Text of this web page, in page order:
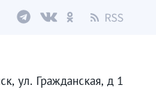
ул. Гражданская, д 1